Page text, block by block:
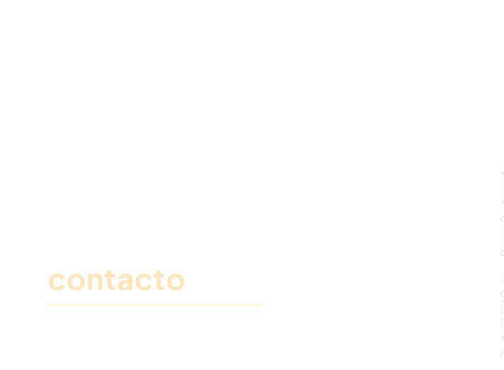
contacto